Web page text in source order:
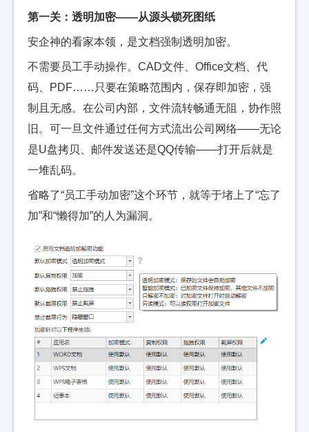
第一关：透明加密——从源头锁死图纸
安企神的看家本领，是文档强制透明加密。
不需要员工手动操作。CAD文件、Office文档、代
码、PDF……只要在策略范围内，保存即加密，强
制且无感。在公司内部，文件流转畅通无阻，协作照
旧。可一旦文件通过任何方式流出公司网络——无论
是U盘拷贝、邮件发送还是QQ传输——打开后就是
一堆乱码。
省略了“员工手动加密”这个环节，就等于堵上了“忘了
加”和“懒得加”的人为漏洞。